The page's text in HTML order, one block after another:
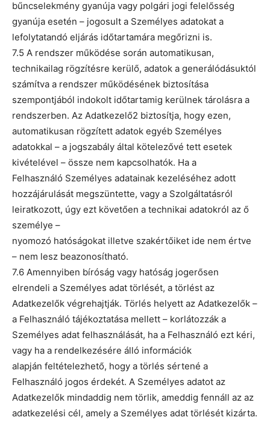
bűncselekmény gyanúja vagy polgári jogi felelősség
gyanúja esetén – jogosult a Személyes adatokat a
lefolytatandó eljárás időtartamára megőrizni is.
7.5 A rendszer működése során automatikusan,
technikailag rögzítésre kerülő, adatok a generálódásuktól
számítva a rendszer működésének biztosítása
szempontjából indokolt időtartamig kerülnek tárolásra a
rendszerben. Az Adatkezelő2 biztosítja, hogy ezen,
automatikusan rögzített adatok egyéb Személyes
adatokkal – a jogszabály által kötelezővé tett esetek
kivételével – össze nem kapcsolhatók. Ha a
Felhasználó Személyes adatainak kezeléséhez adott
hozzájárulását megszüntette, vagy a Szolgáltatásról
leiratkozott, úgy ezt követően a technikai adatokról az ő
személye –
nyomozó hatóságokat illetve szakértőiket ide nem értve
– nem lesz beazonosítható.
7.6 Amennyiben bíróság vagy hatóság jogerősen
elrendeli a Személyes adat törlését, a törlést az
Adatkezelők végrehajtják. Törlés helyett az Adatkezelők –
a Felhasználó tájékoztatása mellett – korlátozzák a
Személyes adat felhasználását, ha a Felhasználó ezt kéri,
vagy ha a rendelkezésére álló információk
alapján feltételezhető, hogy a törlés sértené a
Felhasználó jogos érdekét. A Személyes adatot az
Adatkezelők mindaddig nem törlik, ameddig fennáll az az
adatkezelési cél, amely a Személyes adat törlését kizárta.